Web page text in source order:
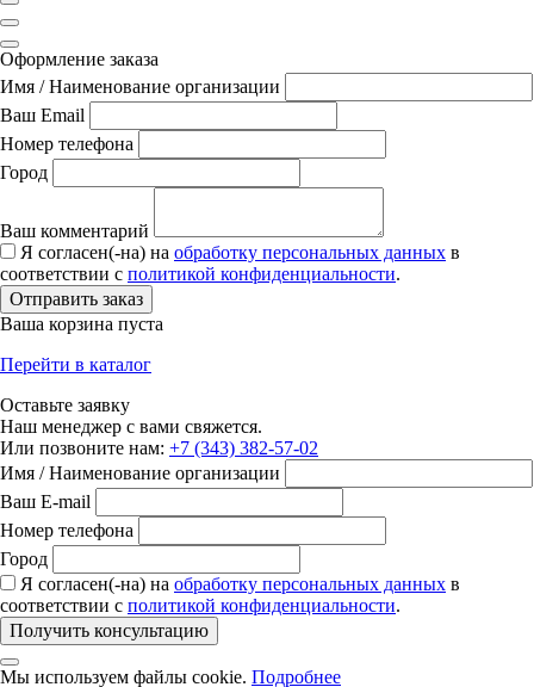
Оформление заказа
Имя / Наименование организации
Ваш Email
Номер телефона
Город
Ваш комментарий
Я согласен(-на) на обработку персональных данных в
соответствии с политикой конфиденциальности.
Отправить заказ
Ваша корзина пуста
Перейти в каталог
Оставьте заявку
Наш менеджер с вами свяжется.
Или позвоните нам: +7 (343) 382-57-02
Имя / Наименование организации
Ваш E-mail
Номер телефона
Город
Я согласен(-на) на обработку персональных данных в
соответствии с политикой конфиденциальности.
Получить консультацию
Мы используем файлы cookie. Подробнее